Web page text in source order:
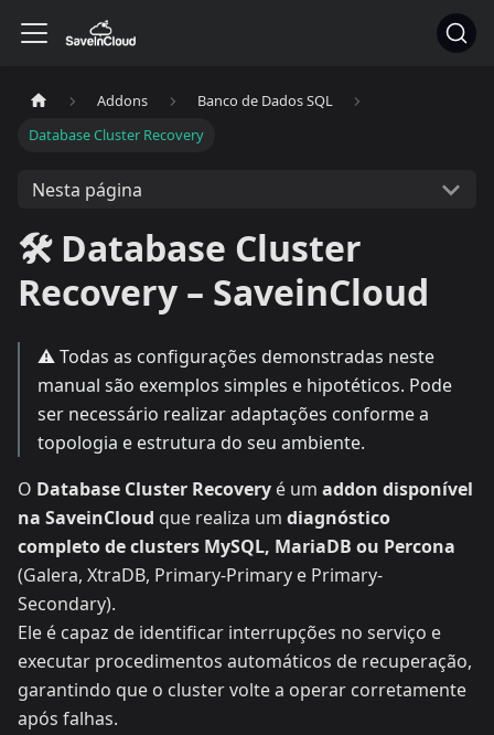
Addons
Banco de Dados SQL
Database Cluster Recovery
Nesta página
🛠️ Database Cluster
Recovery – SaveinCloud
⚠️ Todas as configurações demonstradas neste
manual são exemplos simples e hipotéticos. Pode
ser necessário realizar adaptações conforme a
topologia e estrutura do seu ambiente.
O Database Cluster Recovery é um addon disponível
na SaveinCloud que realiza um diagnóstico
completo de clusters MySQL, MariaDB ou Percona
(Galera, XtraDB, Primary-Primary e Primary-
Secondary).
Ele é capaz de identificar interrupções no serviço e
executar procedimentos automáticos de recuperação,
garantindo que o cluster volte a operar corretamente
após falhas.